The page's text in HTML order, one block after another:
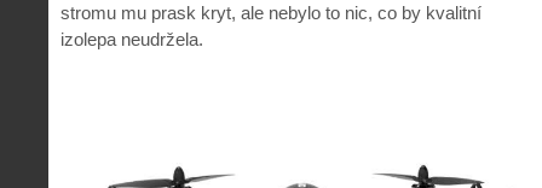
stromu mu prask kryt, ale nebylo to nic, co by kvalitní
izolepa neudržela.